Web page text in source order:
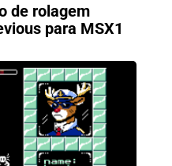
de rolagem
para MSX1